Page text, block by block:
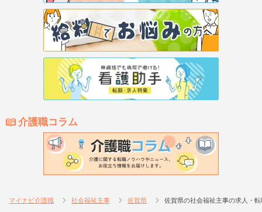
介護職コラム
マイナビ介護職 社会福祉主事 佐賀県 佐賀県の社会福祉主事の求人・